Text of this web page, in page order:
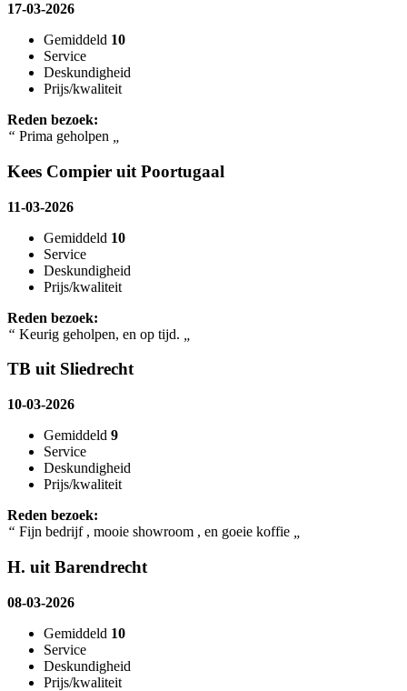
17-03-2026
Gemiddeld 10
Service
Deskundigheid
Prijs/kwaliteit
Reden bezoek:
“ Prima geholpen
Kees Compier uit Poortugaal
11-03-2026
Gemiddeld 10
Service
Deskundigheid
Prijs/kwaliteit
Reden bezoek:
“ Keurig geholpen, en op tijd.
TB uit Sliedrecht
10-03-2026
Gemiddeld 9
Service
Deskundigheid
Prijs/kwaliteit
Reden bezoek:
“ Fijn bedrijf , mooie showroom , en goeie koffie
H. uit Barendrecht
08-03-2026
Gemiddeld 10
Service
Deskundigheid
Prijs/kwaliteit